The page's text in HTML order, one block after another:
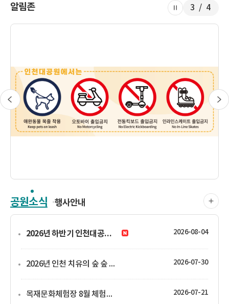
알림존 3 / 4
공원소식 행사안내
2026년 하반기 인천대공원 암생존자 산림치유 협업 프로그램 운영 안내 2026-08-04
2026년 인천 치유의 숲 숲 태교 프로그램 " 마주 보기 숲" 운영 안내 2026-07-30
목재문화체험장 8월 체험프로그램 운영 안내 2026-07-21